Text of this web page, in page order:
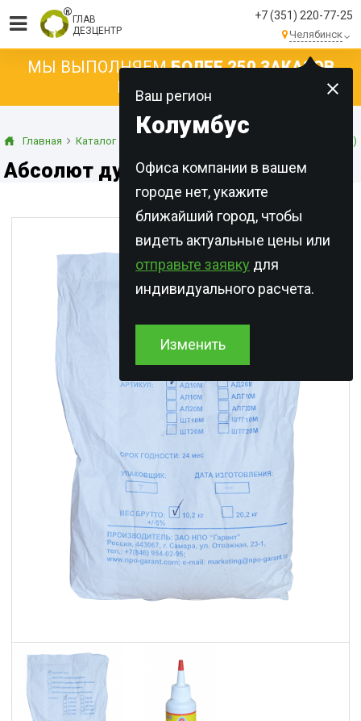
ГЛАВ
ДЕЗЦЕНТР
+7 (351) 220-77-25
Челябинск
Ваш регион
Колумбус
Офиса компании в вашем
городе нет, укажите
ближайший город, чтобы
видеть актуальные цены или
отправьте заявку для
индивидуального расчета.
Изменить
МЫ ВЫПОЛНЯЕМБОЛЕЕ 250 ЗАКАЗОВ
КАЖДЫЙ ДЕНЬ!
Главная Каталог Инсектициды Дусты (порошковые формы)
Абсолют дуст, 1 кг